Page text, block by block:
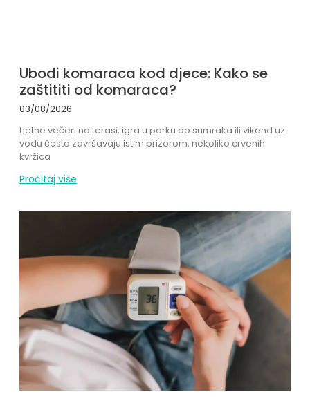
Ubodi komaraca kod djece: Kako se
zaštititi od komaraca?
03/08/2026
Ljetne večeri na terasi, igra u parku do sumraka ili vikend uz
vodu često završavaju istim prizorom, nekoliko crvenih
kvržica
Pročitaj više